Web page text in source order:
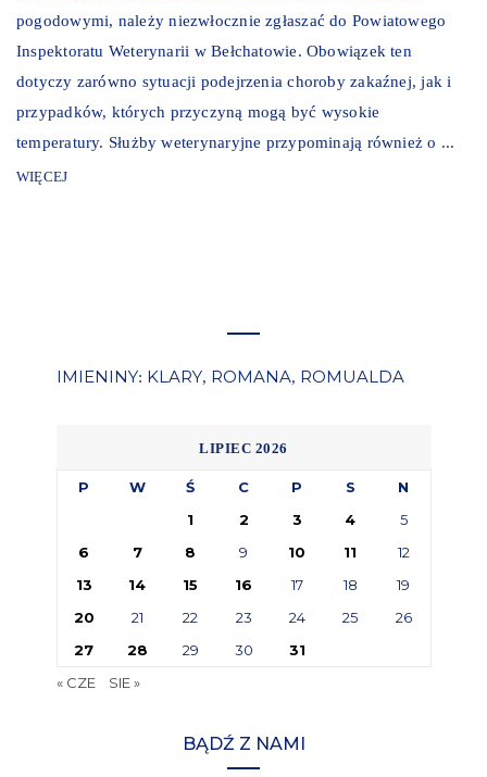
pogodowymi, należy niezwłocznie zgłaszać do Powiatowego
Inspektoratu Weterynarii w Bełchatowie. Obowiązek ten
dotyczy zarówno sytuacji podejrzenia choroby zakaźnej, jak i
przypadków, których przyczyną mogą być wysokie
temperatury. Służby weterynaryjne przypominają również o ...
WIĘCEJ
IMIENINY: KLARY, ROMANA, ROMUALDA
LIPIEC 2026
P W Ś C P S
N
1
2 3 4
5
6
7 8 9 10 11
12
13
14 15 16 17 18
19
20
21 22 23 24 25
26
27
28 29 30
31
« CZE
SIE »
BĄDŹ Z NAMI